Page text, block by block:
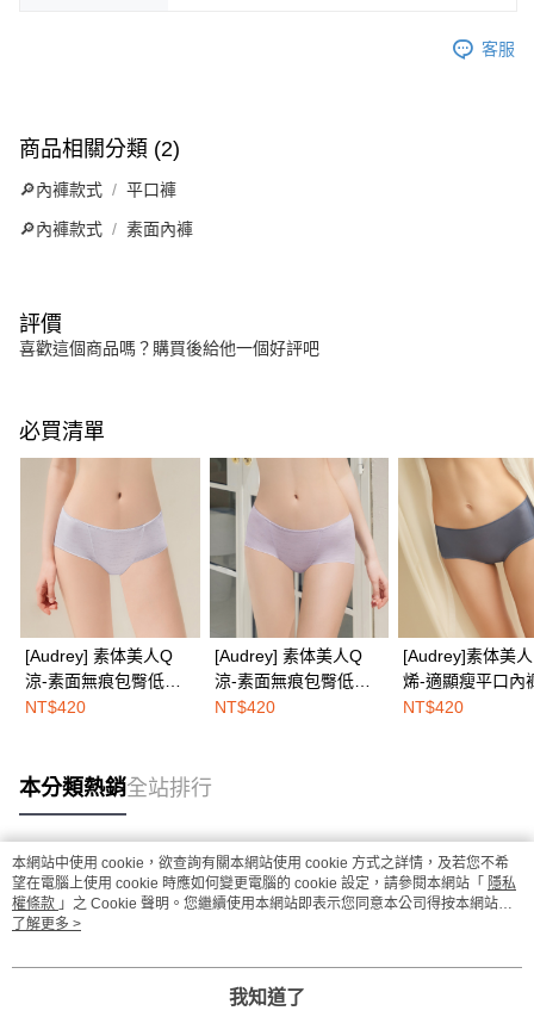
客服
商品相關分類 (2)
🔎內褲款式 平口褲
🔎內褲款式 素面內褲
評價
喜歡這個商品嗎？購買後給他一個好評吧
必買清單
[Audrey] 素体美人Q
涼-素面無痕包臀低腰
平口內褲-海洋藍
NT$420
[Audrey] 素体美人Q
涼-素面無痕包臀低腰
平口內褲-蜜藕紫
NT$420
[Audrey]素体美人 石
烯-適顯瘦平口內
海藍
NT$420
本分類熱銷全站排行
熱門標籤
本網站中使用 cookie，欲查詢有關本網站使用 cookie 方式之詳情，及若您不希
望在電腦上使用 cookie 時應如何變更電腦的 cookie 設定，請參閱本網站「 隱私
權條款 」之 Cookie 聲明。您繼續使用本網站即表示您同意本公司得按本網站使
用條款之 Cookie 聲明使用 cookie。
了解更多 >
我知道了